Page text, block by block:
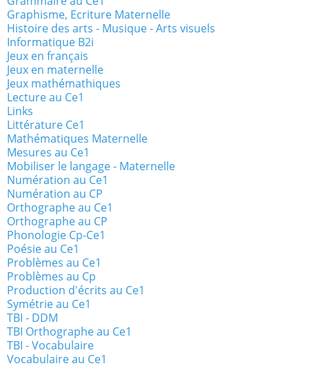
Graphisme, Ecriture Maternelle
Histoire des arts - Musique - Arts visuels
Informatique B2i
Jeux en français
Jeux en maternelle
Jeux mathémathiques
Lecture au Ce1
Links
Littérature Ce1
Mathématiques Maternelle
Mesures au Ce1
Mobiliser le langage - Maternelle
Numération au Ce1
Numération au CP
Orthographe au Ce1
Orthographe au CP
Phonologie Cp-Ce1
Poésie au Ce1
Problèmes au Ce1
Problèmes au Cp
Production d'écrits au Ce1
Symétrie au Ce1
TBI - DDM
TBI Orthographe au Ce1
TBI - Vocabulaire
Vocabulaire au Ce1